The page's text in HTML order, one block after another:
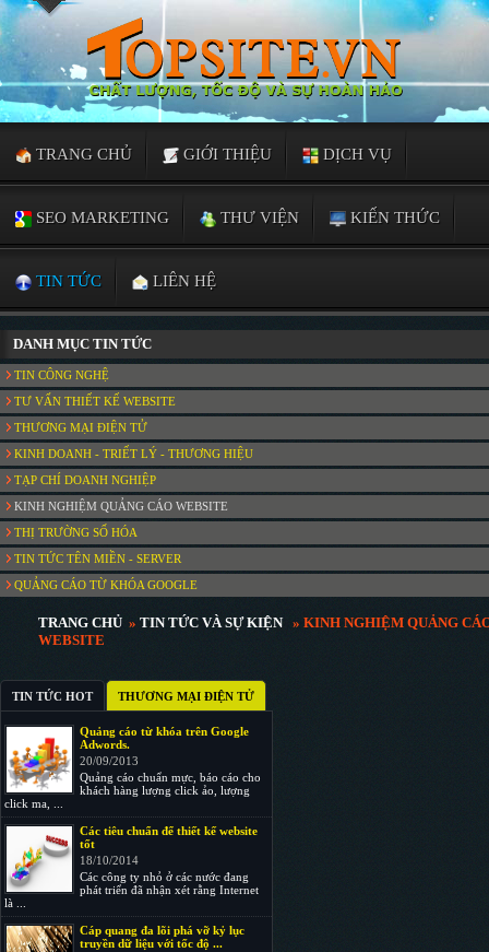
TRANG CHỦ GIỚI THIỆU DỊCH VỤ
SEO MARKETING THƯ VIỆN KIẾN THỨC
TIN TỨC LIÊN HỆ
DANH MỤC TIN TỨC
TIN CÔNG NGHỆ
TƯ VẤN THIẾT KẾ WEBSITE
THƯƠNG MẠI ĐIỆN TỬ
KINH DOANH - TRIẾT LÝ - THƯƠNG HIỆU
TẠP CHÍ DOANH NGHIỆP
KINH NGHIỆM QUẢNG CÁO WEBSITE
THỊ TRƯỜNG SỐ HÓA
TIN TỨC TÊN MIỀN - SERVER
QUẢNG CÁO TỪ KHÓA GOOGLE
TRANG CHỦ » TIN TỨC VÀ SỰ KIỆN» KINH NGHIỆM QUẢNG
WEBSITE
TIN TỨC HOT THƯƠNG MẠI ĐIỆN TỬ
Quảng cáo từ khóa trên Google
Adwords.
20/09/2013
Quảng cáo chuẩn mực, báo cáo cho
khách hàng lượng click ảo, lượng
click ma, ...
Các tiêu chuẩn để thiết kế website
tốt
18/10/2014
Các công ty nhỏ ở các nước đang
phát triển đã nhận xét rằng Internet
là ...
Cáp quang đa lõi phá vỡ kỷ lục
truyền dữ liệu với tốc độ ...